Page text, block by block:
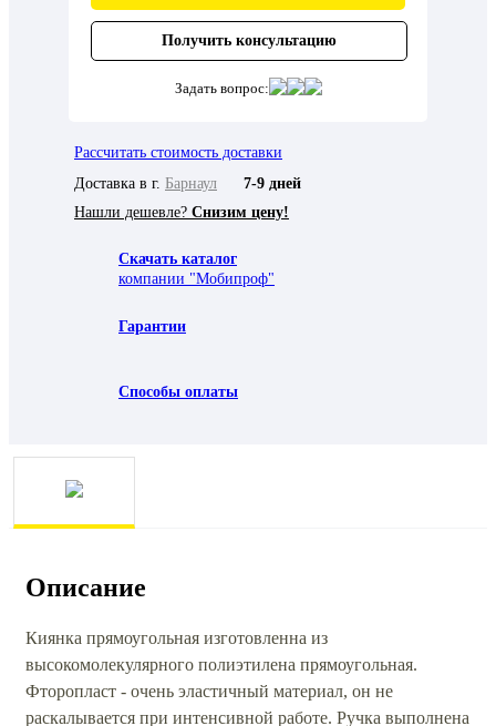
Получить консультацию
Задать вопрос:
Рассчитать стоимость доставки
Доставка в г. Барнаул
7-9 дней
Нашли дешевле? Снизим цену!
Скачать каталог
компании "Мобипроф"
Гарантии
Способы оплаты
Описание
Киянка прямоугольная изготовленна из
высокомолекулярного полиэтилена прямоугольная.
Фторопласт - очень эластичный материал, он не
раскалывается при интенсивной работе. Ручка выполнена